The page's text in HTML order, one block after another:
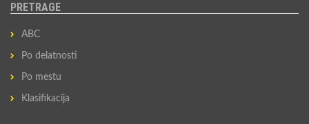
PRETRAGE
ABC
Po delatnosti
Po mestu
Klasifikacija